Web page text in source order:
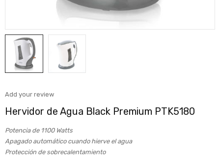
Add your review
Hervidor de Agua Black Premium PTK5180
Potencia de 1100 Watts
Apagado automático cuando hierve el agua
Protección de sobrecalentamiento